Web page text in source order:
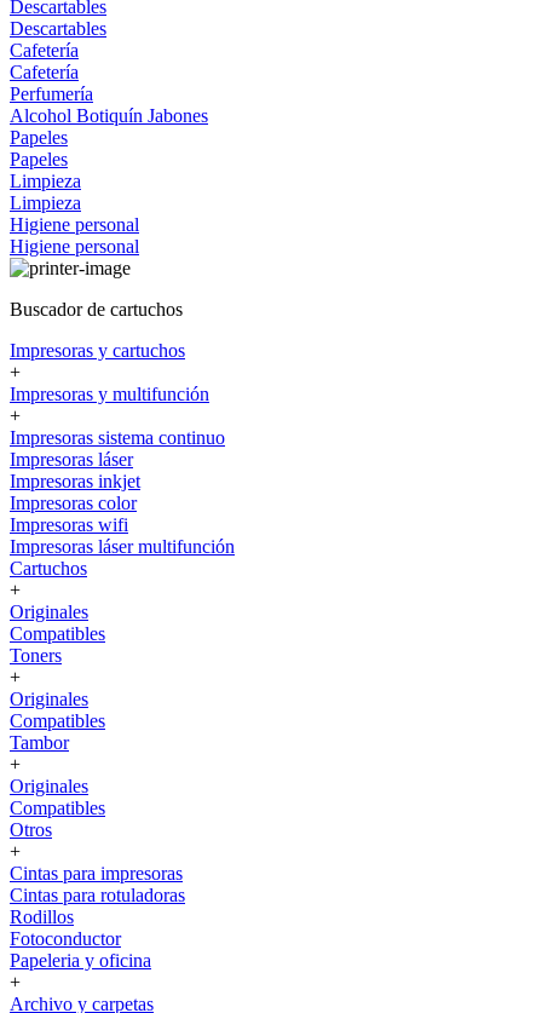
Descartables
Descartables
Cafetería
Cafetería
Perfumería
Alcohol Botiquín Jabones
Papeles
Papeles
Limpieza
Limpieza
Higiene personal
Higiene personal
Buscador de cartuchos
Impresoras y cartuchos
+
Impresoras y multifunción
+
Impresoras sistema continuo
Impresoras láser
Impresoras inkjet
Impresoras color
Impresoras wifi
Impresoras láser multifunción
Cartuchos
+
Originales
Compatibles
Toners
+
Originales
Compatibles
Tambor
+
Originales
Compatibles
Otros
+
Cintas para impresoras
Cintas para rotuladoras
Rodillos
Fotoconductor
Papeleria y oficina
+
Archivo y carpetas